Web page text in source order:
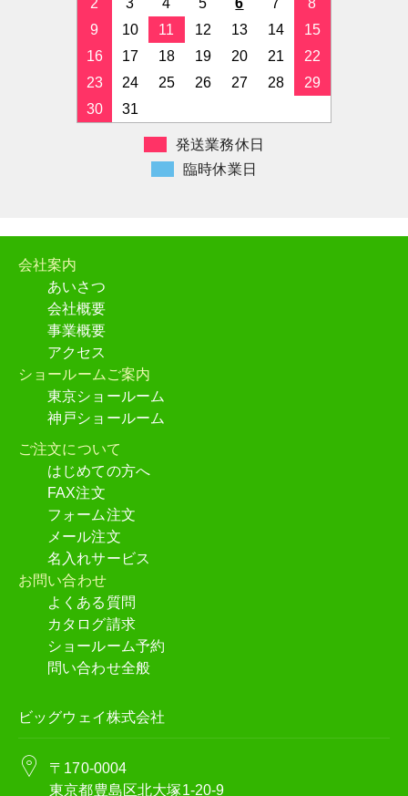
２つ折りパレットＡ・オフセット
版・50枚入り
３つ折りカラーパレットＢ
シーズンカラーパレットＣ・はが
き版
メイクカード・はがき版
セレクションカード・色相環
セレクションカード・メンズ
セレクションカード・ヘアカラー
2
3 4 5 6 7
8
9
10 11 12 13 14
15
16
17 18 19 20 21
22
23
24 25 26 27 28
29
30
31
発送業務休日
臨時休業日
会社案内
あいさつ
会社概要
事業概要
アクセス
ショールームご案内
東京ショールーム
神戸ショールーム
ご注文について
はじめての方へ
FAX注文
フォーム注文
メール注文
名入れサービス
お問い合わせ
よくある質問
カタログ請求
ショールーム予約
問い合わせ全般
ビッグウェイ株式会社
〒170-0004
東京都豊島区北大塚1-20-9